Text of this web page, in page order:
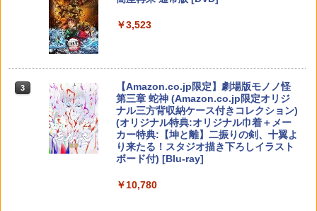
￥5,742
ぼくと釣り日記 Switch2版
￥5,920
￥3,840
ソニー・インタラクティブエンタテイン
メント 【PS5】メディアリモコン [CFI-Z
MR1J PS5 リモコン]
￥3,980
ック】 1ヶ月保証！ 8BitDo USB Wirele
ss Adapter 2 ワイヤレス USBアダプタ
ー2 アダプタ スイッチ 8bit Switch Pro
Windows Mac Raspbery Xbox Series
X＆S One コントローラー Bluetoothコ
ントローラー PS5 PS4
3
【8/11まで！抽選で最大全額ポイントバ
ック】 風の谷のナウシカ ブルーレイ ナ
ウシカ ジブリ Nausicaa of the Valley o
f the Wind Blu-ray 輸入版
￥3,880
劇場版総集編 ガールズバンドクライ
【後編】 なぁ、未来。（通常版）【Blu-
3 Nintendo Switch 2(日本語・国内専用)
￥55,871
ニンテンドープリペイド番号 9000円|オ
ンラインコード版
￥7,286
3
【純正品】ディスクドライブ(CFI-ZDD1
J) PlayStation 5
￥11,980
トローラー ミッドナイト ブラック(CFI-
3
￥8,020
【純正品】Xbox 充電式バッテリー + US
B-C ケーブル
￥2,618
￥3,523
3
【Amazon.co.jp限定】劇場版モノノ怪
第三章 蛇神 (Amazon.co.jp限定オリジ
ナル三方背収納ケース付きコレクション)
(オリジナル特典:オリジナル巾着＋メー
カー特典:【坤と離】二振りの剣、十翼よ
り来たる！スタジオ描き下ろしイラスト
ボード付) [Blu-ray]
￥10,780